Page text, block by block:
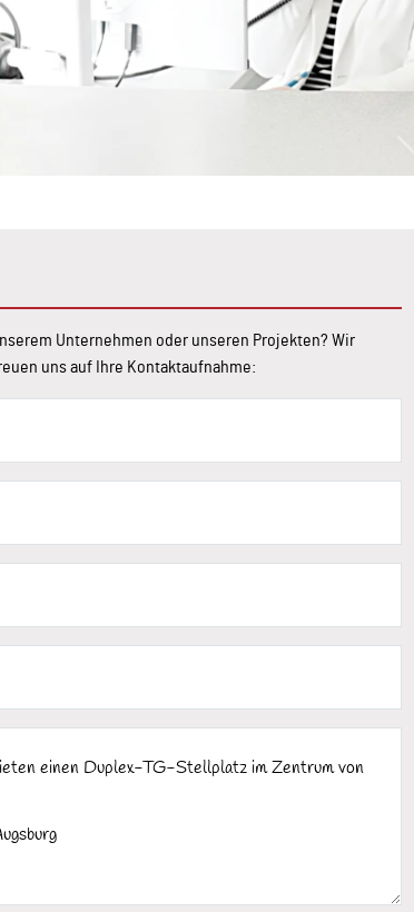
Unternehmen oder unseren Projekten? Wir
uns auf Ihre Kontaktaufnahme: